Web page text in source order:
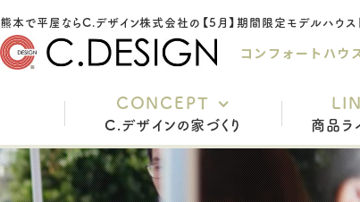
コンフォートハウ
CONCEPT
C.デザインの家づくり
充実の標準仕様
商品ラ